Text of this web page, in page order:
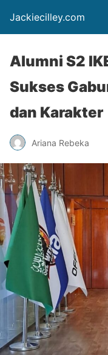
Jackiecilley.com
Alumni S2
Sukses
dan Karakter
Ariana Rebeka